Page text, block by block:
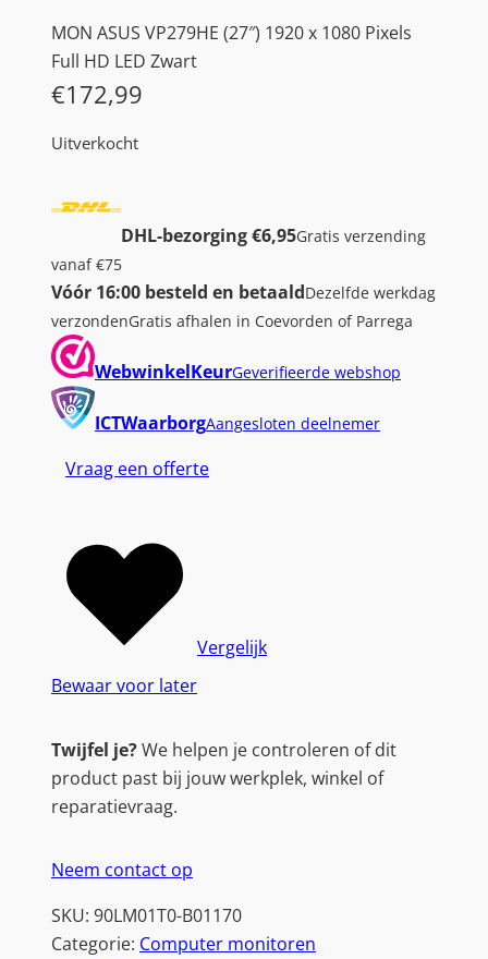
MON ASUS VP279HE (27″) 1920 x 1080 Pixels
Full HD LED Zwart
€172,99
Uitverkocht
DHL-bezorging €6,95Gratis verzending
vanaf €75
Vóór 16:00 besteld en betaaldDezelfde werkdag
verzondenGratis afhalen in Coevorden of Parrega
WebwinkelKeurGeverifieerde webshop
ICTWaarborgAangesloten deelnemer
Vraag een offerte
Bewaar voor later
Vergelijk
Twijfel je?We helpen je controleren of dit
product past bij jouw werkplek, winkel of
reparatievraag.
Neem contact op
SKU: 90LM01T0-B01170
Categorie: Computer monitoren